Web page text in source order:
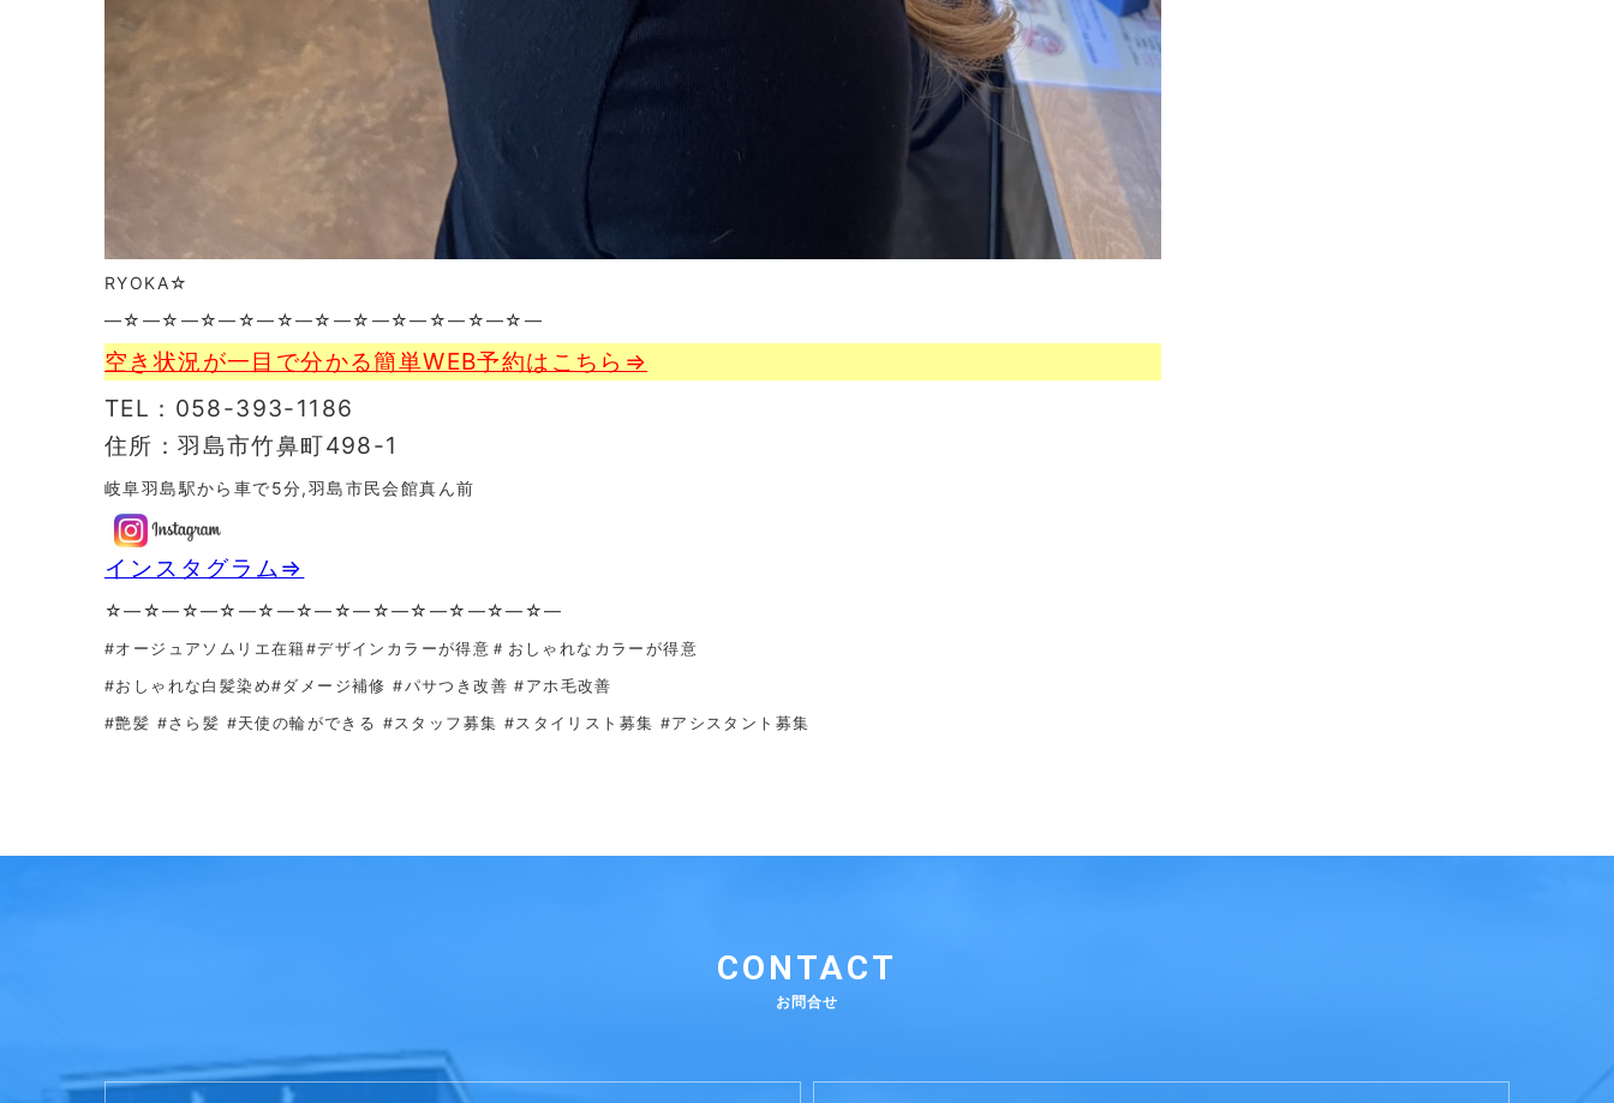
RYOKA☆
—☆—☆—☆—☆—☆—☆—☆—☆—☆—☆—☆—
空き状況が一目で分かる簡単WEB予約はこちら⇒
TEL：058-393-1186
住所：羽島市竹鼻町498-1
岐阜羽島駅から車で5分,羽島市民会館真ん前
インスタグラム⇒
☆—☆—☆—☆—☆—☆—☆—☆—☆—☆—☆—☆—
#オージュアソムリエ在籍#デザインカラーが得意＃おしゃれなカラーが得意
#おしゃれな白髪染め#ダメージ補修 #パサつき改善 #アホ毛改善
#艶髪 #さら髪 #天使の輪ができる #スタッフ募集 #スタイリスト募集 #アシスタント募集
CONTACT
お問合せ